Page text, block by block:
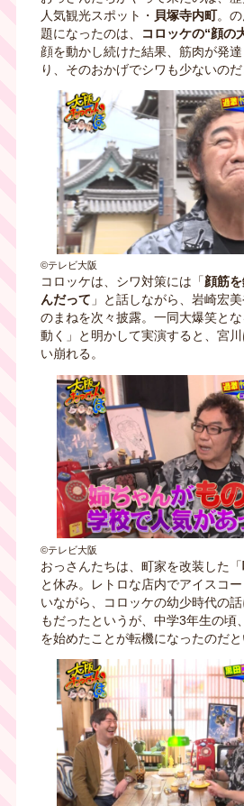
人気観光スポット・ 貝塚寺内町。
題になったのは、
コロッケの“顔の
顔を動かし続けた結果、筋肉が発
り、そのおかげでシワも少ないのだ
©テレビ大阪
コロッケは、シワ対策には「顔筋
んだって 」と話しながら、岩崎宏
のまねを次々披露。一同大爆笑と
動く」と明かして実演すると、宮
い崩れる。
©テレビ大阪
おっさんたちは、町家を改装した「
と休み。レトロな店内でアイスコ
いながら、コロッケの幼少時代の
もだったというが、中学3年生の頃
を始めたことが転機になったのだと